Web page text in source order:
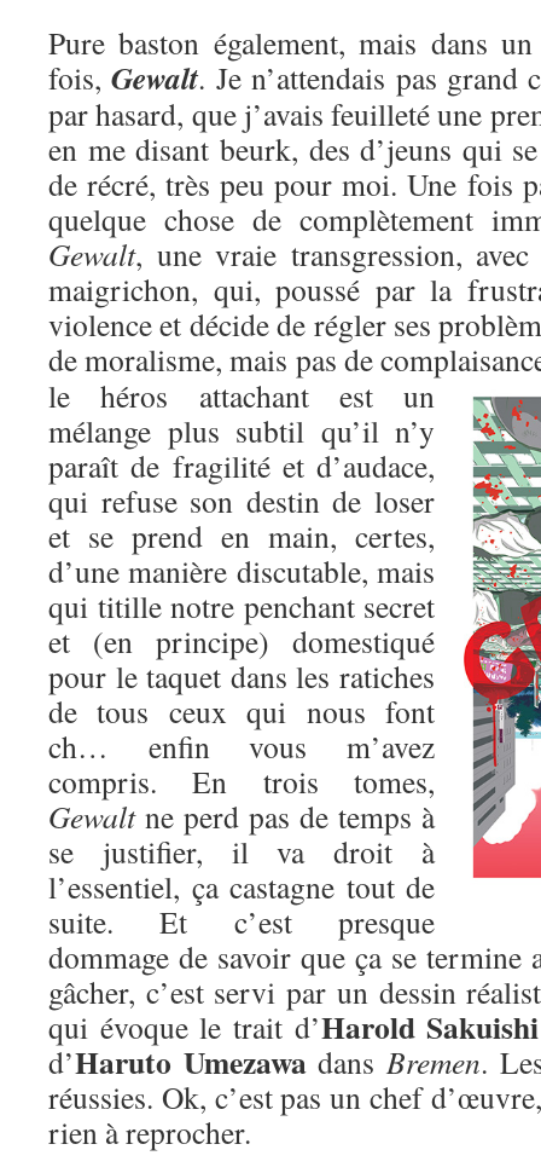
Pure baston également, mais dans
fois,Gewalt. Je n’attendais pas grand
par hasard, que j’avais feuilleté une
en me disant beurk, des d’jeuns qui
de récré, très peu pour moi. Une fois
quelque chose de complètement
Gewalt, une vraie transgression,
maigrichon, qui, poussé par la
violence et décide de régler ses
de moralisme, mais pas de
le héros attachant est un
mélange plus subtil qu’il n’y
paraît de fragilité et d’audace,
qui refuse son destin de loser
et se prend en main, certes,
d’une manière discutable, mais
qui titille notre penchant secret
et (en principe) domestiqué
pour le taquet dans les ratiches
de tous ceux qui nous font
ch… enfin vous m’avez
compris. En trois tomes,
Gewaltne perd pas de temps à
se justifier, il va droit à
l’essentiel, ça castagne tout de
suite. Et c’est presque
dommage de savoir que ça se
gâcher, c’est servi par un dessin
qui évoque le trait d’Harold Sakuishi
d’Haruto UmezawadansBremen.
réussies. Ok, c’est pas un chef
rien à reprocher.